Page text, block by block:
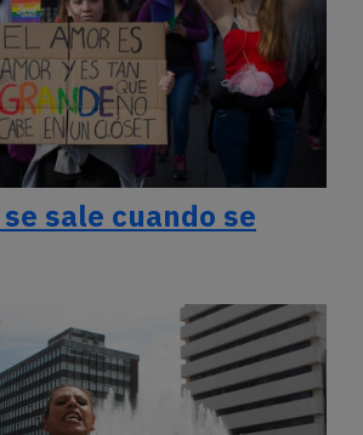
sale cuando se